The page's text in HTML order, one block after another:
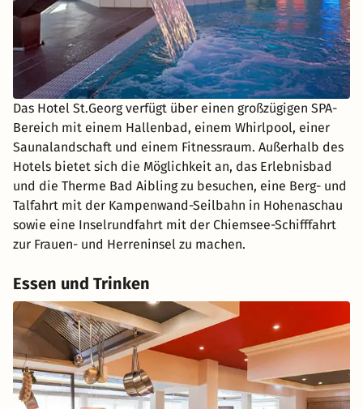
Das Hotel St.Georg verfügt über einen großzügigen SPA-
Bereich mit einem Hallenbad, einem Whirlpool, einer
Saunalandschaft und einem Fitnessraum. Außerhalb des
Hotels bietet sich die Möglichkeit an, das Erlebnisbad
und die Therme Bad Aibling zu besuchen, eine Berg- und
Talfahrt mit der Kampenwand-Seilbahn in Hohenaschau
sowie eine Inselrundfahrt mit der Chiemsee-Schifffahrt
zur Frauen- und Herreninsel zu machen.
Essen und Trinken